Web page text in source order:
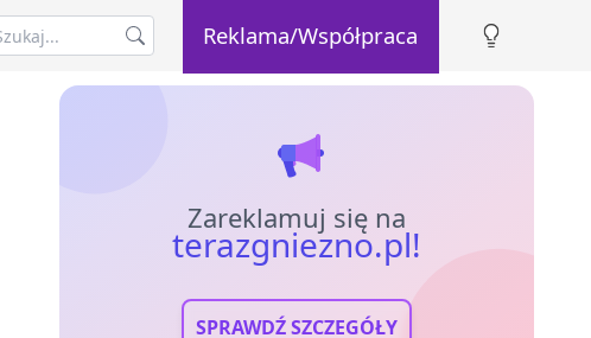
Reklama/Współpraca
Zareklamuj się na
terazgniezno.pl!
SPRAWDŹ SZCZEGÓŁY